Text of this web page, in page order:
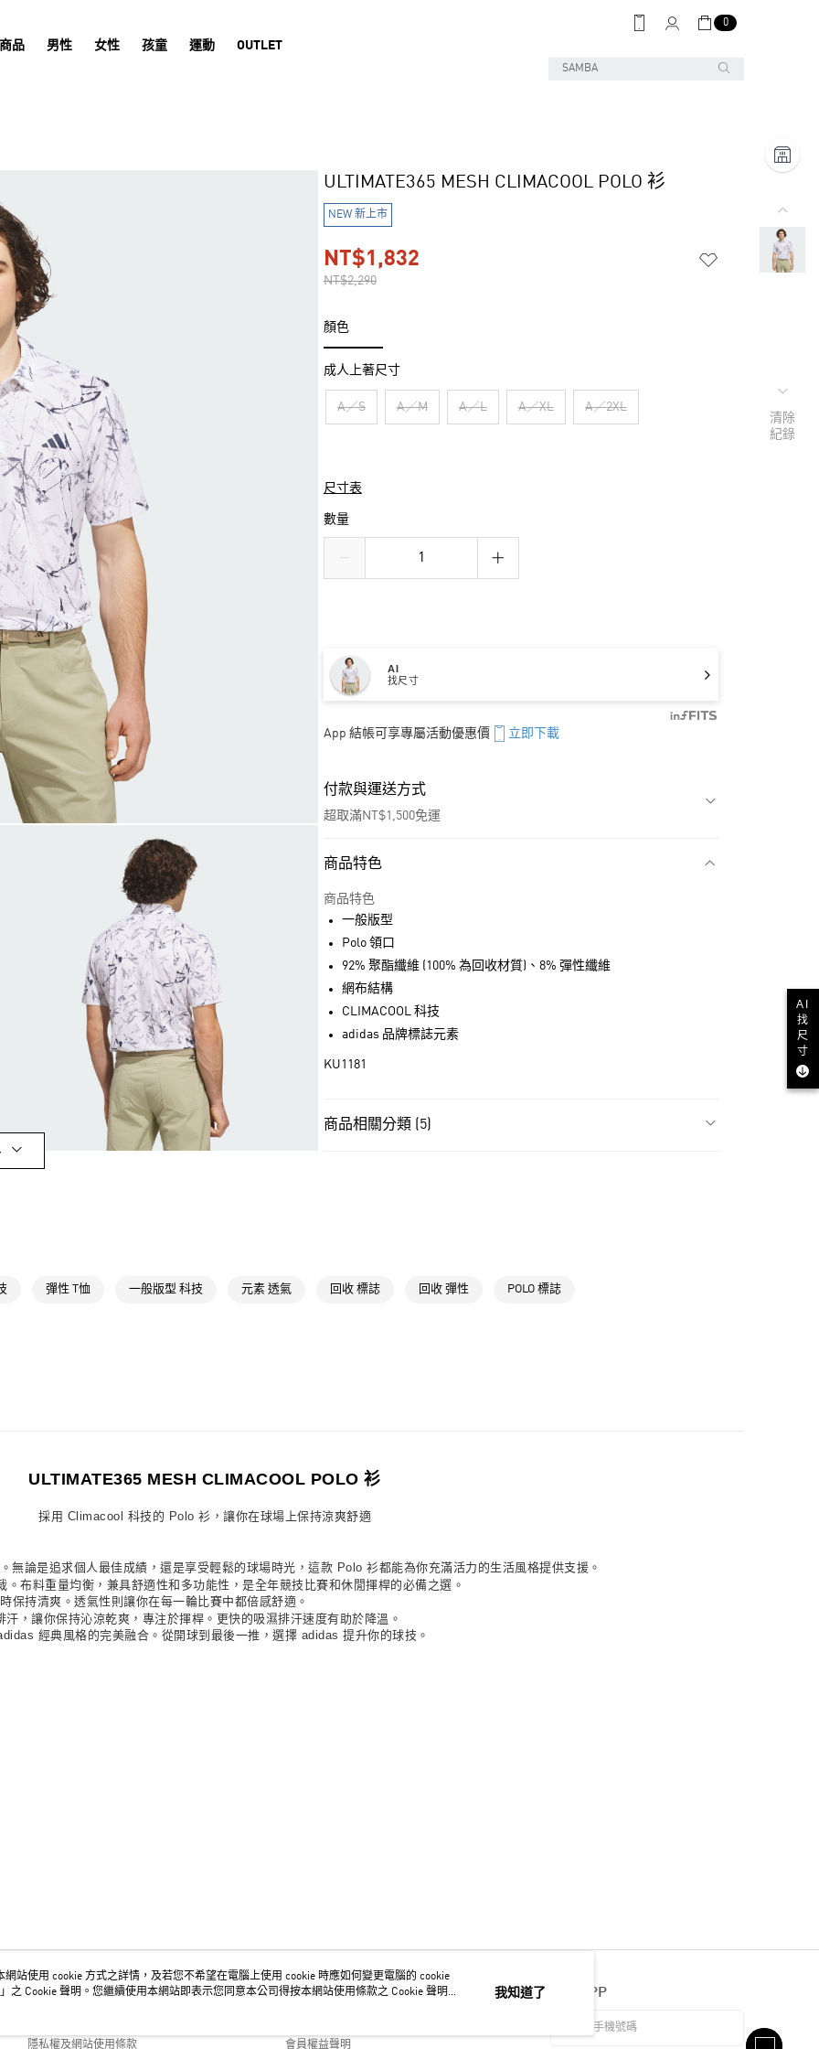
0
品 男性 女性 孩童 運動 OUTLET
ULTIMATE365 MESH CLIMACOOL POLO 衫
NEW 新上市
NT$2,290
NT$1,832
顏色
成人上著尺寸
A／S A／M A／L A／XL A／2XL
尺寸表
數量
AI
找尺寸
App 結帳可享專屬活動優惠價 立即下載
付款與運送方式
超取滿NT$1,500免運
付款方式
信用卡一次付款
LINE Pay
運送方式
每筆NT$80，滿NT$1,500(含以上)免運費
每筆NT$80，滿NT$1,500(含以上)免運費
每筆NT$80，滿NT$1,500(含以上)免運費
商品特色
商品特色
一般版型
Polo 領口
92% 聚酯纖維 (100% 為回收材質)、8% 彈性纖維
網布結構
CLIMACOOL 科技
adidas 品牌標誌元素
KU1181
商品相關分類 (5)
運動 高爾夫 高爾夫服飾
彈性 T恤 一般版型 科技 元素 透氣 回收 標誌 回收 彈性 POLO 標誌
ULTIMATE365 MESH CLIMACOOL POLO 衫
採用 Climacool 科技的 Polo 衫，讓你在球場上保持涼爽舒適
論是追求個人最佳成績，還是享受輕鬆的球場時光，這款 Polo 衫都能為你充滿活力的生活風格提供支援。
布料重量均衡，兼具舒適性和多功能性，是全年競技比賽和休閒揮桿的必備之選。
保持清爽。透氣性則讓你在每一輪比賽中都倍感舒適。
，讓你保持沁涼乾爽，專注於揮桿。更快的吸濕排汗速度有助於降溫。
經典風格的完美融合。從開球到最後一推，選擇 adidas 提升你的球技。
關於我們
隱私權及網站使用條款
客服資訊
會員權益聲明
官方APP
清除
紀錄
站使用 cookie 方式之詳情，及若您不希望在電腦上使用 cookie 時應如何變更電腦的 cookie
」之 Cookie 聲明。您繼續使用本網站即表示您同意本公司得按本網站使用條款之 Cookie 聲明使
我知道了
AI
找
尺
寸